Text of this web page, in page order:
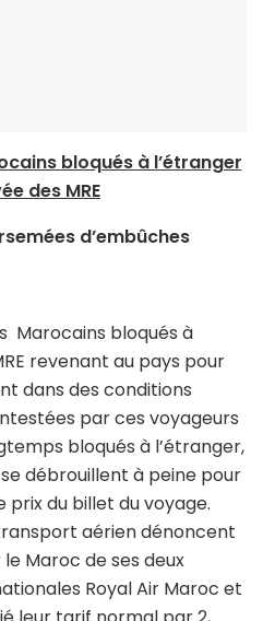
bloqués à l’étranger
des MRE
d’embûches
Marocains bloqués à
revenant au pays pour
dans des conditions
par ces voyageurs
bloqués à l’étranger,
débrouillent à peine pour
du billet du voyage.
aérien dénoncent
Maroc de ses deux
Royal Air Maroc et